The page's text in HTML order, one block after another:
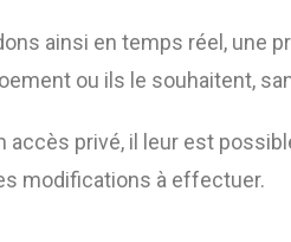
ainsi en temps réel, une
ou ils le souhaitent,
accès privé, il leur est
modifications à effectuer.